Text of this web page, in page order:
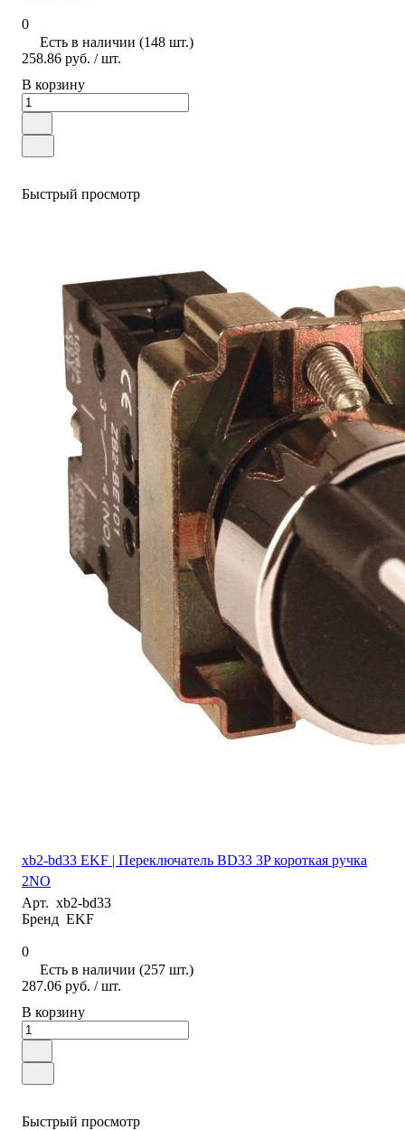
0
Есть в наличии (148 шт.)
258.86 руб. / шт.
В корзину
Быстрый просмотр
xb2-bd33 EKF | Переключатель BD33 3P короткая ручка
2NO
Арт. xb2-bd33
Бренд EKF
0
Есть в наличии (257 шт.)
287.06 руб. / шт.
В корзину
Быстрый просмотр